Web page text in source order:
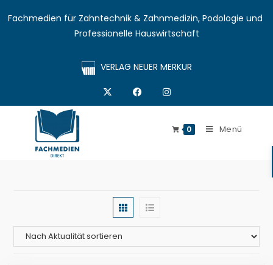
Fachmedien für Zahntechnik & Zahnmedizin, Podologie und
Professionelle Hauswirtschaft
VERLAG NEUER MERKUR
0 Menü